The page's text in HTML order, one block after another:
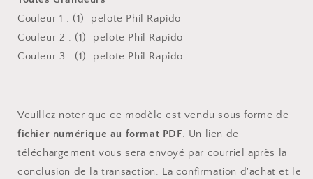
Couleur 1 : (1) pelote Phil Rapido
Couleur 2 : (1) pelote Phil Rapido
Couleur 3 : (1) pelote Phil Rapido
Veuillez noter que ce modèle est vendu sous forme de
fichier numérique au format PDF. Un lien de
téléchargement vous sera envoyé par courriel après la
conclusion de la transaction. La confirmation d'achat et le